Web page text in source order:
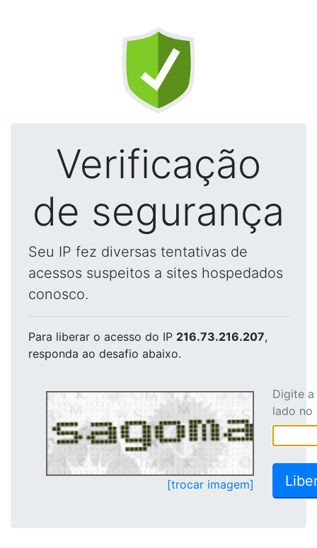
Verificação
de segurança
Seu IP fez diversas tentativas de
acessos suspeitos a sites hospedados
conosco.
Para liberar o acesso do IP 216.73.216.207,
responda ao desafio abaixo.
[trocar imagem]
Digite
lado no